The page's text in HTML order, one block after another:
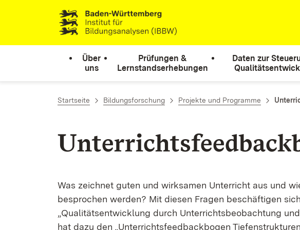
Zum Inhalt springen
Link zur Startseite
Über
uns
Prüfungen &
Lernstandserhebungen
Daten zur
Startseite Bildungsforschung Projekte und Programme
Was zeichnet guten und wirksamen Unterricht aus und
besprochen werden? Mit diesen Fragen beschäftigen
„Qualitätsentwicklung durch Unterrichtsbeobachtung
hat dazu den „Unterrichtsfeedbackbogen